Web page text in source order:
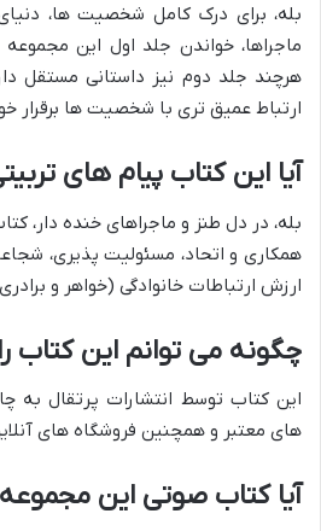
بله، برای درک کامل شخصیت ها،
ماجراها، خواندن جلد اول این
هرچند جلد دوم نیز داستانی مستقل
ارتباط عمیق تری با شخصیت ها برقرار
آیا این کتاب پیام های
بله، در دل طنز و ماجراهای خنده دار،
همکاری و اتحاد، مسئولیت پذیری،
ارزش ارتباطات خانوادگی (خواهر و
چگونه می توانم این کتاب
این کتاب توسط انتشارات پرتقال به
های معتبر و همچنین فروشگاه های
آیا کتاب صوتی این